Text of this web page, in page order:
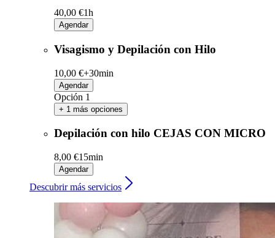
40,00 €1h
Agendar
Visagismo y Depilación con Hilo
10,00 €+30min
Agendar
Opción 1
+ 1 más opciones
Depilación con hilo CEJAS CON MICRO
8,00 €15min
Agendar
Descubrir más servicios